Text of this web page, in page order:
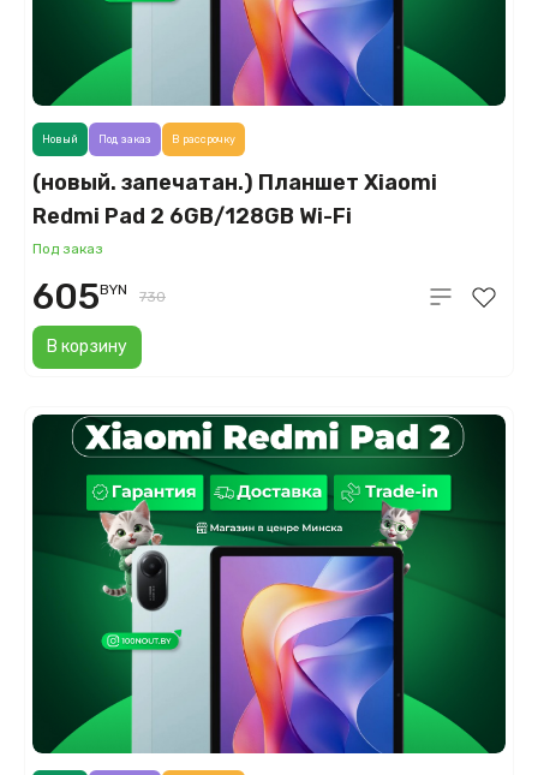
(новый. запечатан.) Планшет Xiaomi
Redmi Pad 2 6GB/128GB Wi-Fi
международная версия (мятный)
Под заказ
В корзину
Новый Под заказ В рассрочку
605BYN 730